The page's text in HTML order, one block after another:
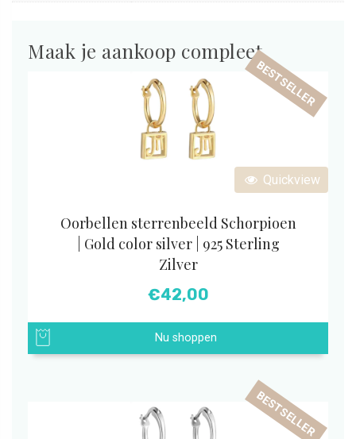
Maak je aankoop compleet
Quickview
BESTSELLER
Oorbellen sterrenbeeld Schorpioen
| Gold color silver | 925 Sterling
Zilver
€42,00
Nu shoppen
BESTSELLER